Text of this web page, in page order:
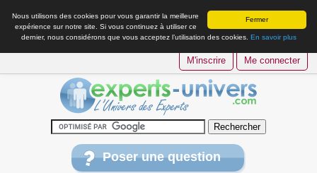
Fermer
Nous utilisons des cookies pour vous garantir la meilleure
expérience sur notre site. Si vous continuez à utiliser ce
dernier, nous considérons que vous acceptez l’utilisation des cookies. En savoir plus
M'inscrire Me connecter
Poser une question